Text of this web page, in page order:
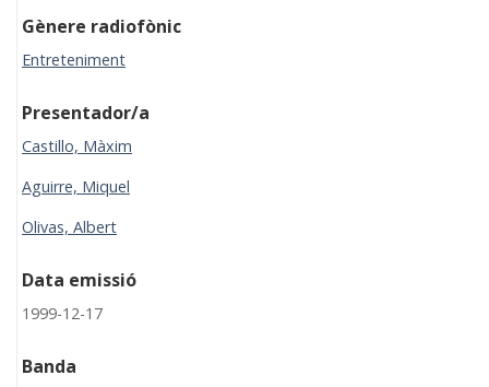
Gènere radiofònic
Entreteniment
Presentador/a
Castillo, Màxim
Aguirre, Miquel
Olivas, Albert
Data emissió
1999-12-17
Banda